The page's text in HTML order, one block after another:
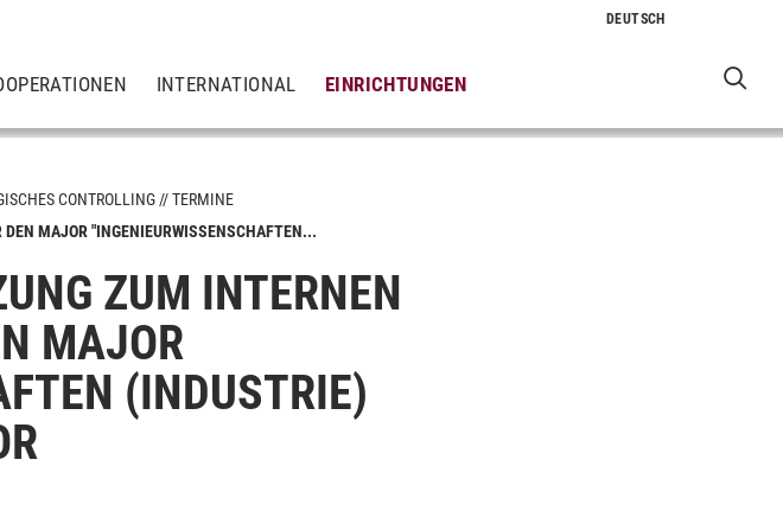
INTERNATIONAL EINRICHTUNGEN
CONTROLLING
TERMINE
MAJOR "INGENIEURWISSENSCHAFTEN...
ZUM INTERNEN
MAJOR
(INDUSTRIE)